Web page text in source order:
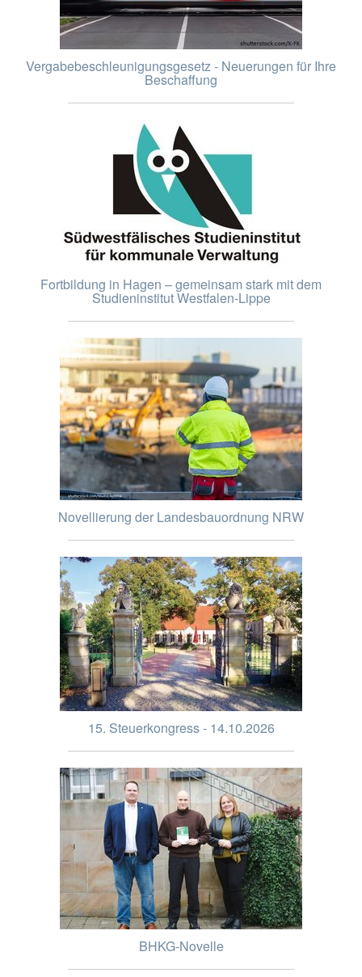
Vergabebeschleunigungsgesetz - Neuerungen für Ihre
Beschaffung
Fortbildung in Hagen – gemeinsam stark mit dem
Studieninstitut Westfalen-Lippe
Novellierung der Landesbauordnung NRW
15. Steuerkongress - 14.10.2026
BHKG-Novelle